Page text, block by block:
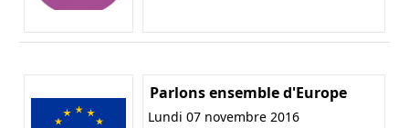
Parlons ensemble d'Europe
Lundi 07 novembre 2016